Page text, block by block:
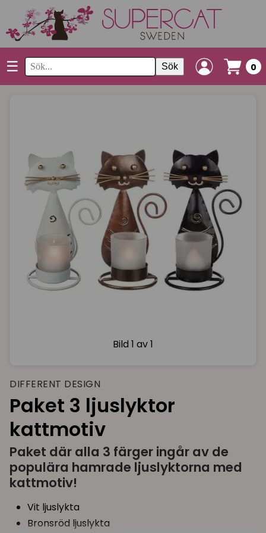
☰ Sök 0
Bild 1 av 1
DIFFERENT DESIGN
Paket 3 ljuslyktor
kattmotiv
Paket där alla 3 färger ingår av de
populära hamrade ljuslyktorna med
kattmotiv!
Vit ljuslykta
Bronsröd ljuslykta